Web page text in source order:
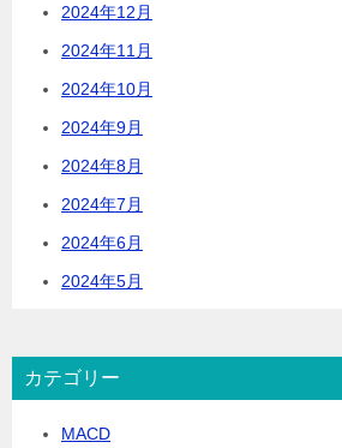
2024年12月
2024年11月
2024年10月
2024年9月
2024年8月
2024年7月
2024年6月
2024年5月
カテゴリー
MACD